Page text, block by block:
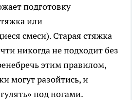
подготовку
или
смеси). Старая стяжка
никогда не подходит без
этим правилом,
могут разойтись, и
под ногами.